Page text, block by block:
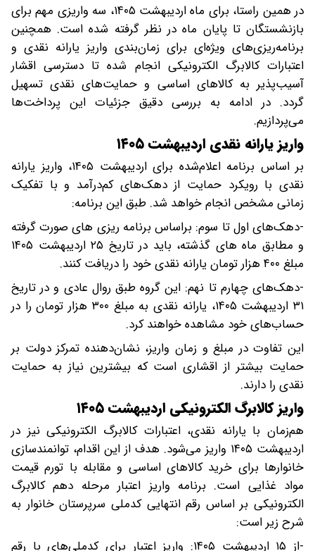
در همین راستا، برای ماه اردیبهشت ۱۴۰۵، سه واریزی مهم برای
بازنشستگان تا پایان ماه در نظر گرفته شده است. همچنین
برنامه‌ریزی‌های ویژه‌ای برای زمان‌بندی واریز یارانه نقدی و
اعتبارات کالابرگ الکترونیکی انجام شده تا دسترسی اقشار
آسیب‌پذیر به کالاهای اساسی و حمایت‌های نقدی تسهیل
گردد. در ادامه به بررسی دقیق جزئیات این پرداخت‌ها
می‌پردازیم.
واریز یارانه نقدی اردیبهشت ۱۴۰۵
بر اساس برنامه اعلام‌شده برای اردیبهشت ۱۴۰۵، واریز یارانه
نقدی با رویکرد حمایت از دهک‌های کم‌درآمد و با تفکیک
زمانی مشخص انجام خواهد شد. طبق این برنامه:
-دهک‌های اول تا سوم: براساس برنامه ریزی های صورت گرفته
و مطابق ماه های گذشته، باید در تاریخ ۲۵ اردیبهشت ۱۴۰۵
مبلغ ۴۰۰ هزار تومان یارانه نقدی خود را دریافت کنند.
-دهک‌های چهارم تا نهم: این گروه طبق روال عادی و در تاریخ
۳۱ اردیبهشت ۱۴۰۵، یارانه نقدی به مبلغ ۳۰۰ هزار تومان را در
حساب‌های خود مشاهده خواهند کرد.
این تفاوت در مبلغ و زمان واریز، نشان‌دهنده تمرکز دولت بر
حمایت بیشتر از اقشاری است که بیشترین نیاز به حمایت
نقدی را دارند.
واریز کالابرگ الکترونیکی اردیبهشت ۱۴۰۵
هم‌زمان با یارانه نقدی، اعتبارات کالابرگ الکترونیکی نیز در
اردیبهشت ۱۴۰۵ واریز می‌شود. هدف از این اقدام، توانمندسازی
خانوارها برای خرید کالاهای اساسی و مقابله با تورم قیمت
مواد غذایی است. برنامه واریز اعتبار مرحله دهم کالابرگ
الکترونیکی بر اساس رقم انتهایی کدملی سرپرستان خانوار به
شرح زیر است:
-از ۱۵ اردیبهشت ۱۴۰۵: واریز اعتبار برای کدملی‌های با رقم